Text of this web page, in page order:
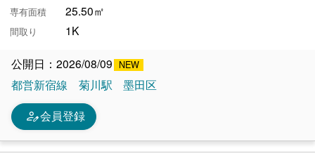
専有面積 25.50㎡
間取り 1K
公開日：2026/08/09
都営新宿線
菊川駅 墨田区
person_edit会員登録